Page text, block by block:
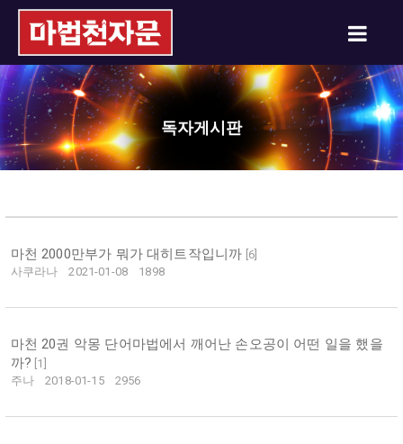
독자게시판
마천 2000만부가 뭐가 대히트작입니까 6]
사쿠라나
2021-01-08 1898
마천 20권 악몽 단어마법에서 깨어난 손오공이 어떤 일을 했을
까? 1
주나
2018-01-15 2956